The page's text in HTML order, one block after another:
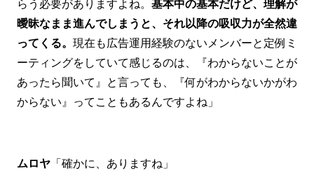
曖昧なまま進んでしまうと、それ以降の吸収力が全然違
ってくる。 現在も広告運用経験のないメンバーと定例ミ
ーティングをしていて感じるのは、『わからないことが
あったら聞いて』と言っても、『何がわからないかがわ
からない』ってこともあるんですよね」
ムロヤ 「確かに、ありますね」